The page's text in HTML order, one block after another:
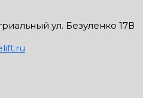
ул. Безуленко 17В